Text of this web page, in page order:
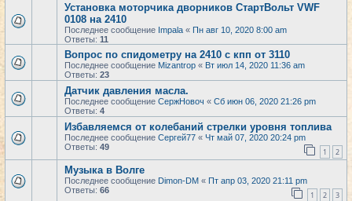
Установка моторчика дворников СтартВольт VWF
0108 на 2410
Последнее сообщение Impala « Пн авг 10, 2020 8:00 am
Ответы: 11
Вопрос по спидометру на 2410 с кпп от 3110
Последнее сообщение Mizantrop « Вт июл 14, 2020 11:36 am
Ответы: 23
Датчик давления масла.
Последнее сообщение СержНовоч « Сб июн 06, 2020 21:26 pm
Ответы: 4
Избавляемся от колебаний стрелки уровня топлива
Последнее сообщение Сергей77 « Чт май 07, 2020 20:24 pm
Ответы: 49 1 2
Музыка в Волге
Последнее сообщение Dimon-DM « Пт апр 03, 2020 21:11 pm
Ответы: 66 1 2 3